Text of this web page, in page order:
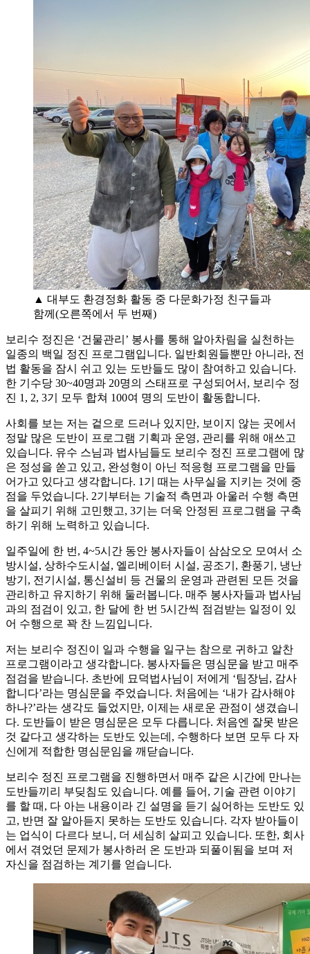
▲ 대부도 환경정화 활동 중 다문화가정 친구들과
함께(오른쪽에서 두 번째)
보리수 정진은 ‘건물관리’ 봉사를 통해 알아차림을 실천하는
일종의 백일 정진 프로그램입니다. 일반회원들뿐만 아니라, 전
법 활동을 잠시 쉬고 있는 도반들도 많이 참여하고 있습니다.
한 기수당 30~40명과 20명의 스태프로 구성되어서, 보리수 정
진 1, 2, 3기 모두 합쳐 100여 명의 도반이 활동합니다.
사회를 보는 저는 겉으로 드러나 있지만, 보이지 않는 곳에서
정말 많은 도반이 프로그램 기획과 운영, 관리를 위해 애쓰고
있습니다. 유수 스님과 법사님들도 보리수 정진 프로그램에 많
은 정성을 쏟고 있고, 완성형이 아닌 적응형 프로그램을 만들
어가고 있다고 생각합니다. 1기 때는 사무실을 지키는 것에 중
점을 두었습니다. 2기부터는 기술적 측면과 아울러 수행 측면
을 살피기 위해 고민했고, 3기는 더욱 안정된 프로그램을 구축
하기 위해 노력하고 있습니다.
일주일에 한 번, 4~5시간 동안 봉사자들이 삼삼오오 모여서 소
방시설, 상하수도시설, 엘리베이터 시설, 공조기, 환풍기, 냉난
방기, 전기시설, 통신설비 등 건물의 운영과 관련된 모든 것을
관리하고 유지하기 위해 둘러봅니다. 매주 봉사자들과 법사님
과의 점검이 있고, 한 달에 한 번 5시간씩 점검받는 일정이 있
어 수행으로 꽉 찬 느낌입니다.
저는 보리수 정진이 일과 수행을 일구는 참으로 귀하고 알찬
프로그램이라고 생각합니다. 봉사자들은 명심문을 받고 매주
점검을 받습니다. 초반에 묘덕법사님이 저에게 ‘팀장님, 감사
합니다’라는 명심문을 주었습니다. 처음에는 ‘내가 감사해야
하나?’라는 생각도 들었지만, 이제는 새로운 관점이 생겼습니
다. 도반들이 받은 명심문은 모두 다릅니다. 처음엔 잘못 받은
것 같다고 생각하는 도반도 있는데, 수행하다 보면 모두 다 자
신에게 적합한 명심문임을 깨닫습니다.
보리수 정진 프로그램을 진행하면서 매주 같은 시간에 만나는
도반들끼리 부딪침도 있습니다. 예를 들어, 기술 관련 이야기
를 할 때, 다 아는 내용이라 긴 설명을 듣기 싫어하는 도반도 있
고, 반면 잘 알아듣지 못하는 도반도 있습니다. 각자 받아들이
는 업식이 다르다 보니, 더 세심히 살피고 있습니다. 또한, 회사
에서 겪었던 문제가 봉사하러 온 도반과 되풀이됨을 보며 저
자신을 점검하는 계기를 얻습니다.